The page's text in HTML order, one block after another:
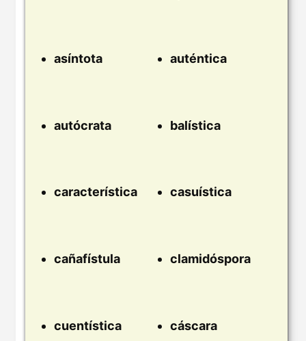
asíntota auténtica
autócrata balística
característica casuística
cañafístula clamidóspora
cuentística cáscara